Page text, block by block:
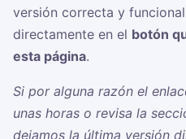
versión correcta y
directamente en el botón
esta página.
Si por alguna razón el
unas horas o revisa la
dejamos la última versión